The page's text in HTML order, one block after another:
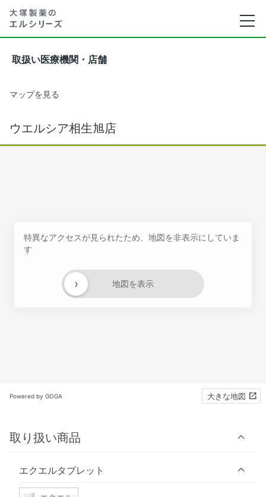
取扱い医療機関・店舗
マップを見る
ウエルシア相生旭店
特異なアクセスが見られたため、地図を非表示にしていま
す
地図を表示
›
Powered by GOGA 大きな地図
取り扱い商品
エクエルタブレット